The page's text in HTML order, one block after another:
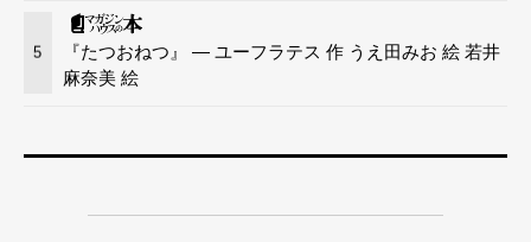
5
『たつおねつ』 — ユーフラテス 作 うえ田みお 絵 若井
麻奈美 絵